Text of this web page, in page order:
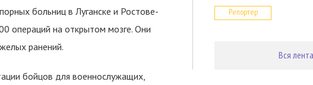
больниц в Луганске и Ростове-
операций на открытом мозге. Они
ранений.
бойцов для военнослужащих,
Репортер
Вся